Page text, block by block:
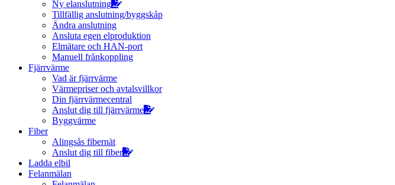
Ny elanslutning
Tillfällig anslutning/byggskåp
Ändra anslutning
Ansluta egen elproduktion
Elmätare och HAN-port
Manuell frånkoppling
Fjärrvärme
Vad är fjärrvärme
Värmepriser och avtalsvillkor
Din fjärrvärmecentral
Anslut dig till fjärrvärme
Byggvärme
Fiber
Alingsås fibernät
Anslut dig till fiber
Ladda elbil
Felanmälan